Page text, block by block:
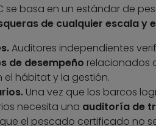
se basa en un estándar de
de cualquier escala y
Auditores independientes
de desempeño relacionados
el hábitat y la gestión.
Una vez que los barcos
necesita una auditoría de
el pescado certificado no